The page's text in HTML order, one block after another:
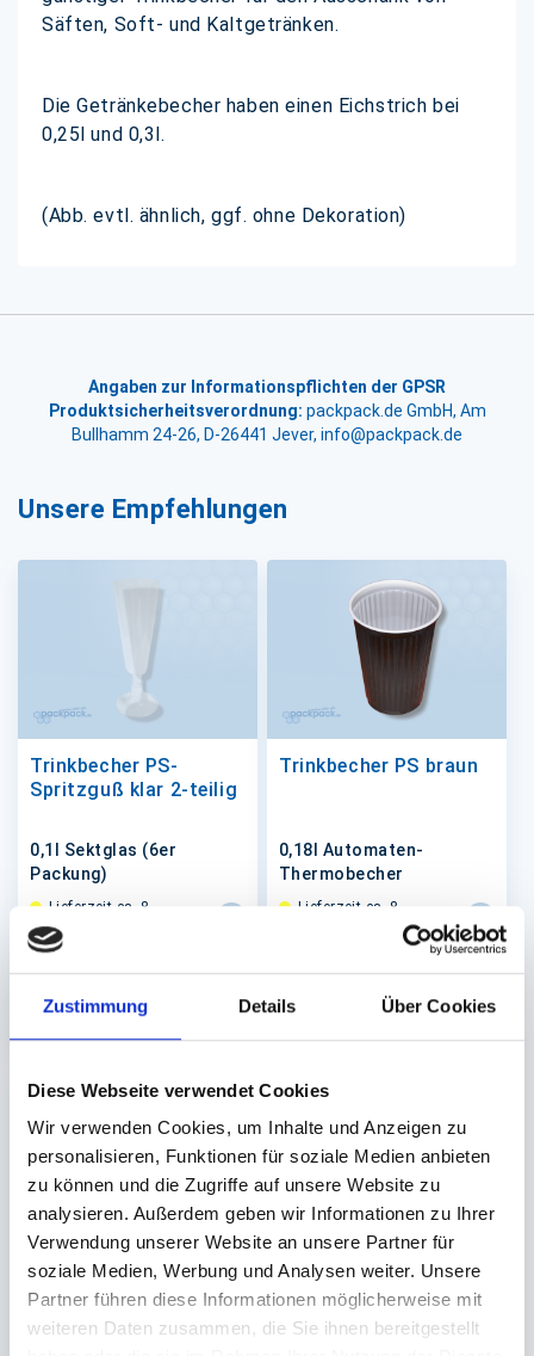
Zustimmung Details Über Cookies
Diese Webseite verwendet Cookies
Wir verwenden Cookies, um Inhalte und Anzeigen zu
personalisieren, Funktionen für soziale Medien anbieten
zu können und die Zugriffe auf unsere Website zu
analysieren. Außerdem geben wir Informationen zu Ihrer
Verwendung unserer Website an unsere Partner für
soziale Medien, Werbung und Analysen weiter. Unsere
Partner führen diese Informationen möglicherweise mit
weiteren Daten zusammen, die Sie ihnen bereitgestellt
Säften, Soft- und Kaltgetränken.
Die Getränkebecher haben einen Eichstrich bei
0,25l und 0,3l.
(Abb. evtl. ähnlich, ggf. ohne Dekoration)
Angaben zur Informationspflichten der GPSR
Produktsicherheitsverordnung: packpack.de GmbH, Am
Bullhamm 24-26, D-26441 Jever, info@packpack.de
Unsere Empfehlungen
Trinkbecher PS-
Spritzguß klar 2-teilig
0,1l Sektglas (6er
Packung)
Lieferzeit ca. 8
Werktage
288 St.
52,98 € In den Warenkorb
Trinkbecher PS braun
0,18l Automaten-
Thermobecher
Lieferzeit ca. 8
3.000 St.
96,90 € In den
Trinkbecher, Pappe